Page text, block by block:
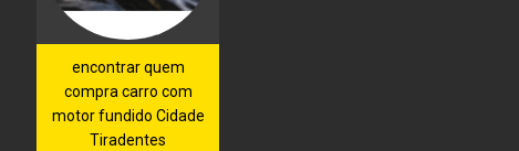
encontrar quem
compra carro com
motor fundido Cidade
Tiradentes